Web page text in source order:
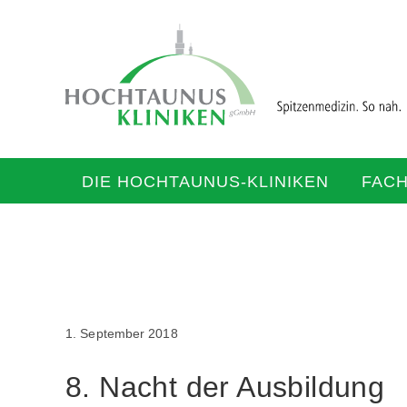
DIE HOCHTAUNUS-KLINIKEN
1. September 2018
8. Nacht der Ausbildung